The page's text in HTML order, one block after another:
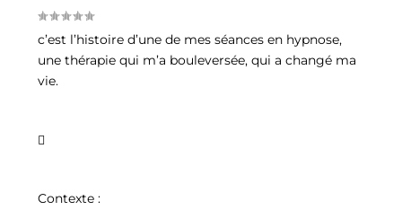
c’est l’histoire d’une de mes séances en hypnose,
une thérapie qui m’a bouleversée, qui a changé ma
vie.

Contexte :